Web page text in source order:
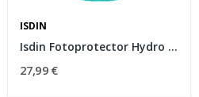
ISDIN
Isdin Fotoprotector Hydro Lotion SPF50 200ml
27,99 €